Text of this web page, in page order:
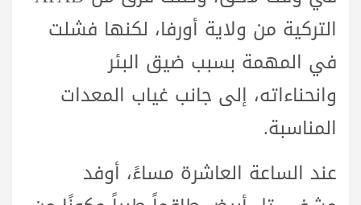
التركية من ولاية أورفا، لكنها فشلت
في المهمة بسبب ضيق البئر
وانحناءاته، إلى جانب غياب المعدات
المناسبة.
عند الساعة العاشرة مساءً، أوفد